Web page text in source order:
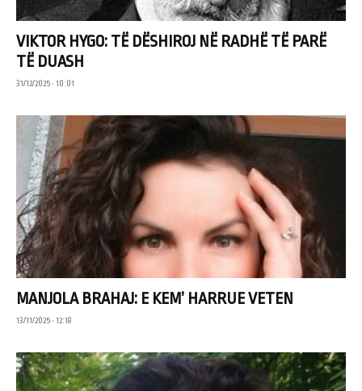
VIKTOR HYGO: TË DËSHIROJ NË RADHË TË PARË
TË DUASH
31/12/2025 • 10:01
MANJOLA BRAHAJ: E KEM’ HARRUE VETEN
13/11/2025 • 12:18